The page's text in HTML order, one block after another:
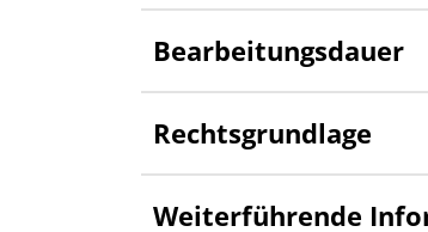
Bearbeitungsdauer
Rechtsgrundlage
Weiterführende